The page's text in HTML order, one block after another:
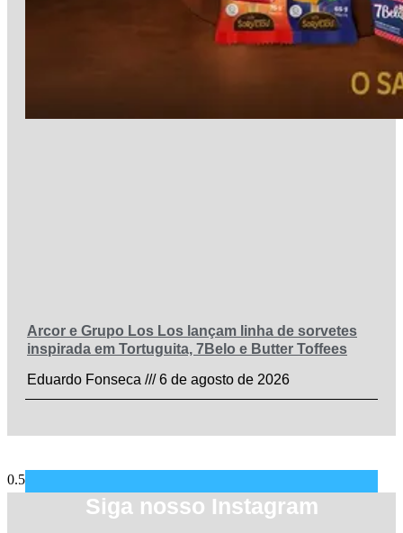
Arcor e Grupo Los Los lançam linha de sorvetes
inspirada em Tortuguita, 7Belo e Butter Toffees
Eduardo Fonseca
6 de agosto de 2026
Siga nosso Instagram